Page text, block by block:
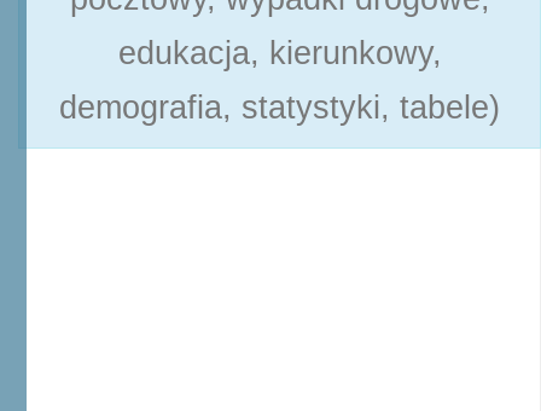
edukacja, kierunkowy,
demografia, statystyki, tabele)